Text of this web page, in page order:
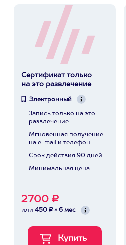
Сертификат только
на это развлечение
Электронный
Запись только на это
развлечение
Мгновенная получение
на e-mail и телефон
Срок действия 90 дней
Минимальная цена
2700 ₽
или 450 ₽ × 6 мес